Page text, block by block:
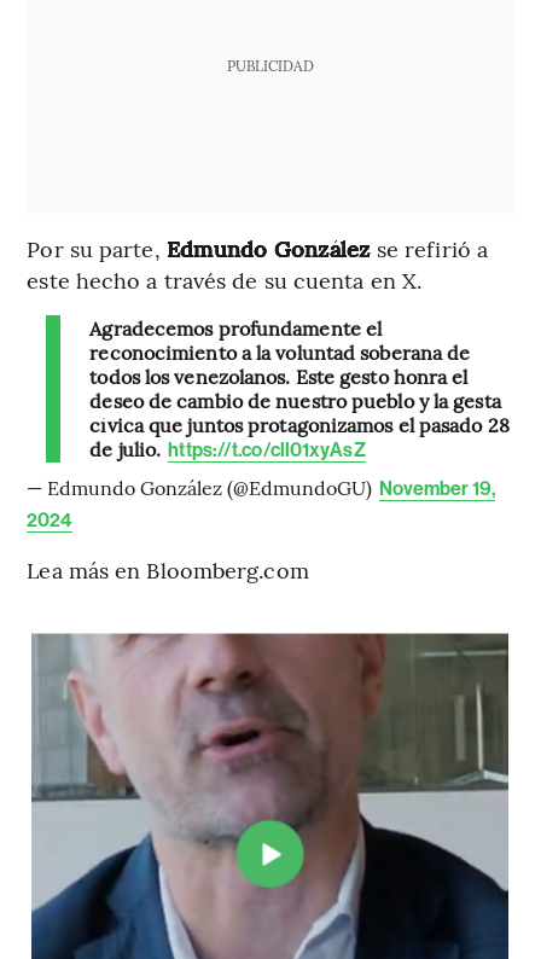
PUBLICIDAD
Por su parte, Edmundo González se refirió a
este hecho a través de su cuenta en X.
Agradecemos profundamente el
reconocimiento a la voluntad soberana de
todos los venezolanos. Este gesto honra el
deseo de cambio de nuestro pueblo y la gesta
cívica que juntos protagonizamos el pasado 28
de julio. https://t.co/cll01xyAsZ
— Edmundo González (@EdmundoGU) November 19,
2024
Lea más en Bloomberg.com